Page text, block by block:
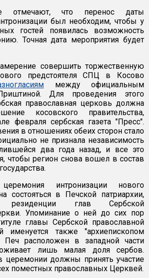
что перенос даты
был необходим, чтобы у
гостей появилась возможность
Точная дата мероприятия будет
совершить торжественную
предстоятеля СПЦ в Косово
между официальным
Для проведения этого
православная церковь должна
косовского правительства,
февраля сербская газета "Пресс".
в отношениях обеих сторон стало
не признала независимость
два года назад, и все это
чтобы регион снова вошел в состав
церемония интронизации нового
состояться в Печской патриархии,
резиденции глав Сербской
Упоминание о ней до сих пор
главы Сербской православной
именуется также "архиепископом
Печ расположен в западной части
лишь малая доля сербов.
церемонии должны принять участие
поместных православных Церквей.